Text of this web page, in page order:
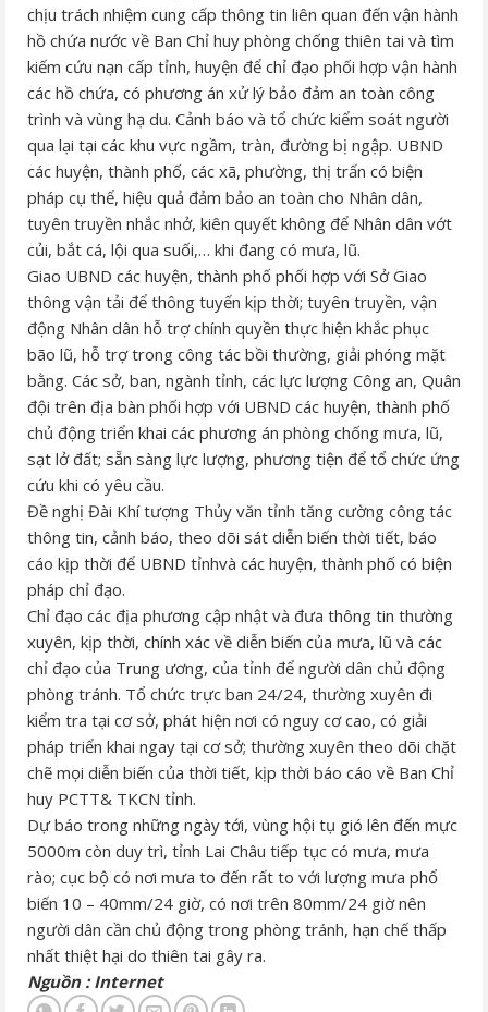
chịu trách nhiệm cung cấp thông tin liên quan đến vận hành
hồ chứa nước về Ban Chỉ huy phòng chống thiên tai và tìm
kiếm cứu nạn cấp tỉnh, huyện để chỉ đạo phối hợp vận hành
các hồ chứa, có phương án xử lý bảo đảm an toàn công
trình và vùng hạ du. Cảnh báo và tổ chức kiểm soát người
qua lại tại các khu vực ngầm, tràn, đường bị ngập. UBND
các huyện, thành phố, các xã, phường, thị trấn có biện
pháp cụ thể, hiệu quả đảm bảo an toàn cho Nhân dân,
tuyên truyền nhắc nhở, kiên quyết không để Nhân dân vớt
củi, bắt cá, lội qua suối,… khi đang có mưa, lũ.
Giao UBND các huyện, thành phố phối hợp với Sở Giao
thông vận tải để thông tuyến kịp thời; tuyên truyền, vận
động Nhân dân hỗ trợ chính quyền thực hiện khắc phục
bão lũ, hỗ trợ trong công tác bồi thường, giải phóng mặt
bằng. Các sở, ban, ngành tỉnh, các lực lượng Công an, Quân
đội trên địa bàn phối hợp với UBND các huyện, thành phố
chủ động triển khai các phương án phòng chống mưa, lũ,
sạt lở đất; sẵn sàng lực lượng, phương tiện để tổ chức ứng
cứu khi có yêu cầu.
Đề nghị Đài Khí tượng Thủy văn tỉnh tăng cường công tác
thông tin, cảnh báo, theo dõi sát diễn biến thời tiết, báo
cáo kịp thời để UBND tỉnhvà các huyện, thành phố có biện
pháp chỉ đạo.
Chỉ đạo các địa phương cập nhật và đưa thông tin thường
xuyên, kịp thời, chính xác về diễn biến của mưa, lũ và các
chỉ đạo của Trung ương, của tỉnh để người dân chủ động
phòng tránh. Tổ chức trực ban 24/24, thường xuyên đi
kiểm tra tại cơ sở, phát hiện nơi có nguy cơ cao, có giải
pháp triển khai ngay tại cơ sở; thường xuyên theo dõi chặt
chẽ mọi diễn biến của thời tiết, kịp thời báo cáo về Ban Chỉ
huy PCTT& TKCN tỉnh.
Dự báo trong những ngày tới, vùng hội tụ gió lên đến mực
5000m còn duy trì, tỉnh Lai Châu tiếp tục có mưa, mưa
rào; cục bộ có nơi mưa to đến rất to với lượng mưa phổ
biến 10 – 40mm/24 giờ, có nơi trên 80mm/24 giờ nên
người dân cần chủ động trong phòng tránh, hạn chế thấp
nhất thiệt hại do thiên tai gây ra.
Nguồn : Internet